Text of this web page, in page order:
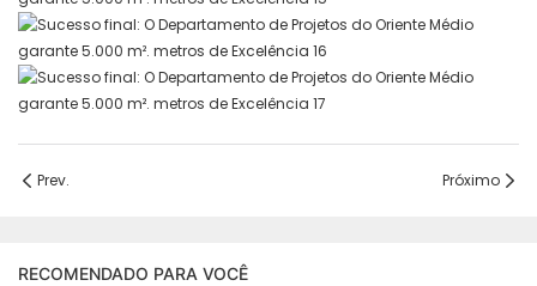
Prev. Próximo
RECOMENDADO PARA VOCÊ